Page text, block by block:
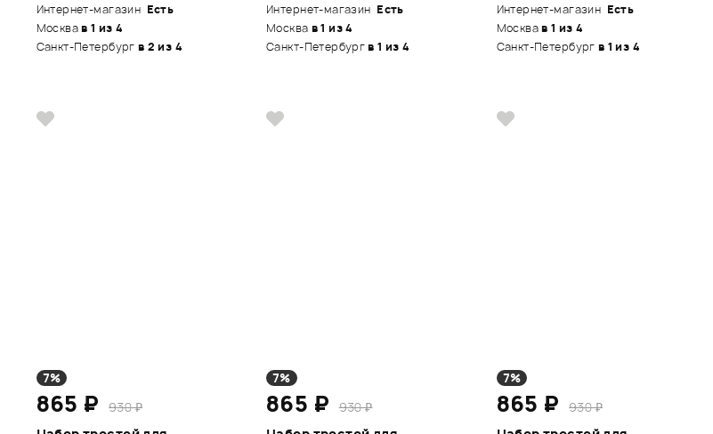
Интернет-магазин Есть
Москвав 1 из 4
Санкт-Петербург в 2 из 4
Интернет-магазин Есть
Москва в 1 из 4
Санкт-Петербургв 1 из 4
Интернет-магазин Есть
Москвав 1 из 4
Санкт-Петербург в 1 из 4
7%
865 ₽
930 ₽
7%
865 ₽
930 ₽
7%
865 ₽
930 ₽